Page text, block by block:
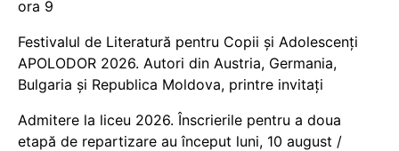
ora 9
Festivalul de Literatură pentru Copii și Adolescenți
APOLODOR 2026. Autori din Austria, Germania,
Bulgaria și Republica Moldova, printre invitați
Admitere la liceu 2026. Înscrierile pentru a doua
etapă de repartizare au început luni, 10 august /